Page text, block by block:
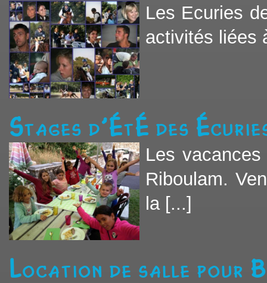
Les Ecuries
activités liées
Stages d'été des
Les
Riboulam.
la [...]
Location de salle pour